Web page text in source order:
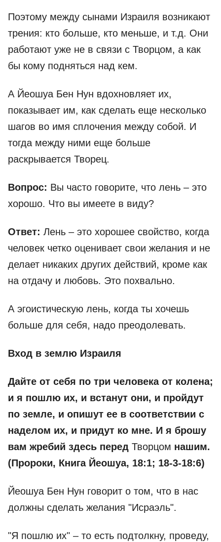
Поэтому между сынами Израиля возникают
трения: кто больше, кто меньше, и т.д. Они
работают уже не в связи с Творцом, а как
бы кому подняться над кем.
А Йеошуа Бен Нун вдохновляет их,
показывает им, как сделать еще несколько
шагов во имя сплочения между собой. И
тогда между ними еще больше
раскрывается Творец.
Вопрос: Вы часто говорите, что лень – это
хорошо. Что вы имеете в виду?
Ответ: Лень – это хорошее свойство, когда
человек четко оценивает свои желания и не
делает никаких других действий, кроме как
на отдачу и любовь. Это похвально.
А эгоистическую лень, когда ты хочешь
больше для себя, надо преодолевать.
Вход в землю Израиля
Дайте от себя по три человека от колена;
и я пошлю их, и встанут они, и пройдут
по земле, и опишут ее в соответствии с
наделом их, и придут ко мне. И я брошу
вам жребий здесь перед Творцом нашим.
(Пророки, Книга Йеошуа, 18:1; 18-3-18:6)
Йеошуа Бен Нун говорит о том, что в нас
должны сделать желания "Исраэль".
"Я пошлю их" – то есть подтолкну, проведу,